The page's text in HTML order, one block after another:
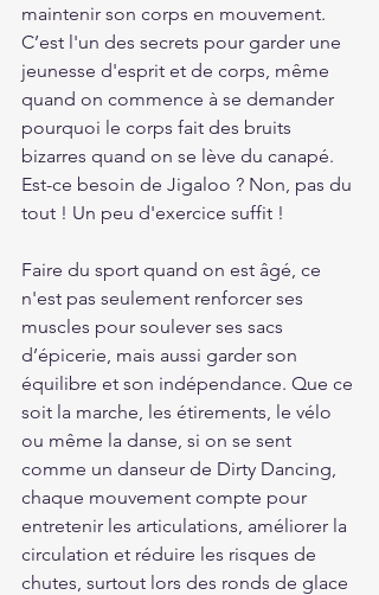
maintenir son corps en mouvement.
C’est l'un des secrets pour garder une
jeunesse d'esprit et de corps, même
quand on commence à se demander
pourquoi le corps fait des bruits
bizarres quand on se lève du canapé.
Est-ce besoin de Jigaloo ? Non, pas du
tout ! Un peu d'exercice suffit !
Faire du sport quand on est âgé, ce
n'est pas seulement renforcer ses
muscles pour soulever ses sacs
d’épicerie, mais aussi garder son
équilibre et son indépendance. Que ce
soit la marche, les étirements, le vélo
ou même la danse, si on se sent
comme un danseur de Dirty Dancing,
chaque mouvement compte pour
entretenir les articulations, améliorer la
circulation et réduire les risques de
chutes, surtout lors des ronds de glace